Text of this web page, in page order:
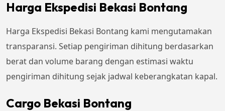
Harga Ekspedisi Bekasi Bontang
Harga Ekspedisi Bekasi Bontang kami mengutamakan
transparansi. Setiap pengiriman dihitung berdasarkan
berat dan volume barang dengan estimasi waktu
pengiriman dihitung sejak jadwal keberangkatan kapal.
Cargo Bekasi Bontang